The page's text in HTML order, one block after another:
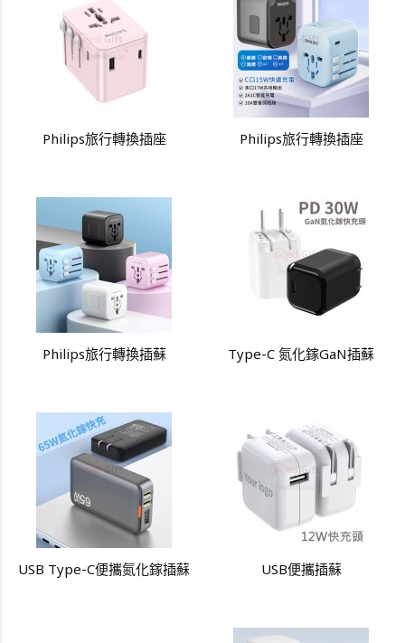
Philips旅行轉換插座 Philips旅行轉換插座
Philips旅行轉換插蘇 Type-C 氮化鎵GaN插蘇
USB Type-C便攜氮化鎵插蘇 USB便攜插蘇